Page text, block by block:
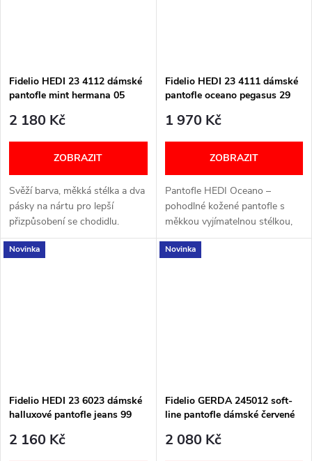
Fidelio HEDI 23 4112 dámské
pantofle mint hermana 05
2 180 Kč
ZOBRAZIT
Svěží barva, měkká stélka a dva
pásky na nártu pro lepší
přizpůsobení se chodidlu.
Šířka: H (širší) Velikostní
tabulka níže v textu
Fidelio HEDI 23 4111 dámské
pantofle oceano pegasus 29
1 970 Kč
ZOBRAZIT
Pantofle HEDI Oceano –
pohodlné kožené pantofle s
měkkou vyjímatelnou stélkou,
Carbosan odpružením a
skvělou oporou pro širší
Novinka
Fidelio HEDI 23 6023 dámské
halluxové pantofle jeans 99
2 160 Kč
Novinka
Fidelio GERDA 245012 soft-
line pantofle dámské červené
2 080 Kč